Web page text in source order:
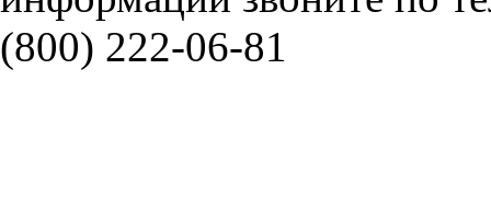
(800) 222-06-81